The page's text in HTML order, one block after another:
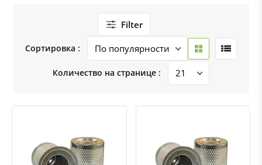
Filter
Сортировка :
Количество на странице :